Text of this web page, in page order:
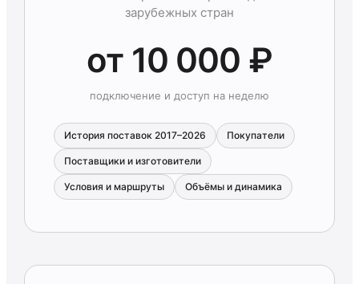
зарубежных стран
от 10 000 ₽
подключение и доступ на неделю
История поставок 2017–2026 Покупатели
Поставщики и изготовители
Условия и маршруты Объёмы и динамика